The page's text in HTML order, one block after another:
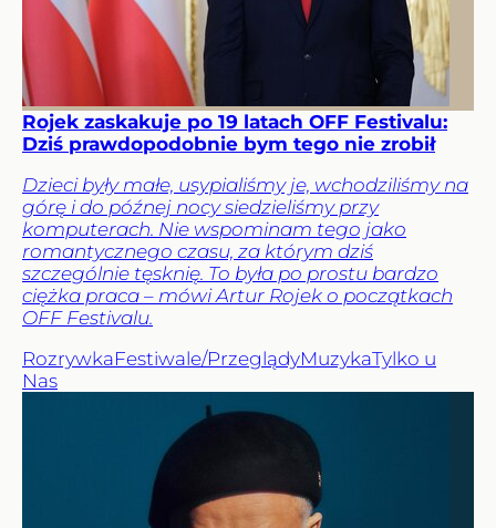
Rojek zaskakuje po 19 latach OFF Festivalu:
Dziś prawdopodobnie bym tego nie zrobił
Dzieci były małe, usypialiśmy je, wchodziliśmy na
górę i do późnej nocy siedzieliśmy przy
komputerach. Nie wspominam tego jako
romantycznego czasu, za którym dziś
szczególnie tęsknię. To była po prostu bardzo
ciężka praca – mówi Artur Rojek o początkach
OFF Festivalu.
RozrywkaFestiwale/PrzeglądyMuzykaTylko u
Nas